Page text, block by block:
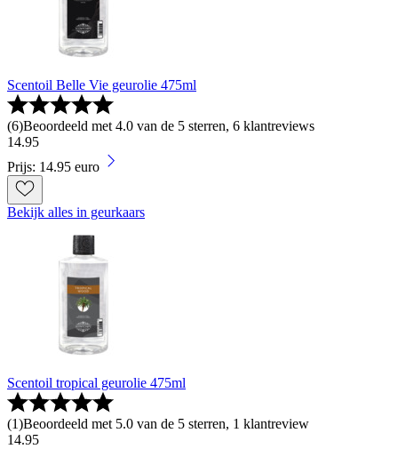
Scentoil Belle Vie geurolie 475ml
(6)Beoordeeld met 4.0 van de 5 sterren, 6 klantreviews
14.95
Prijs: 14.95 euro
Bekijk alles in geurkaars
Scentoil tropical geurolie 475ml
(1)Beoordeeld met 5.0 van de 5 sterren, 1 klantreview
14.95